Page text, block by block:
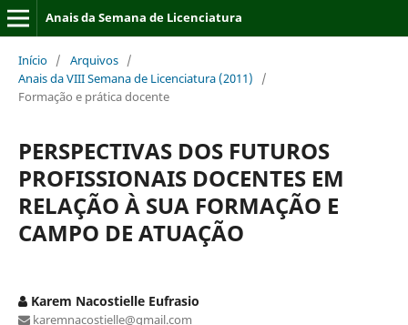
Anais da Semana de Licenciatura
Início / Arquivos /
Anais da VIII Semana de Licenciatura (2011)
/
Formação e prática docente
PERSPECTIVAS DOS FUTUROS
PROFISSIONAIS DOCENTES EM
RELAÇÃO À SUA FORMAÇÃO E
CAMPO DE ATUAÇÃO
Karem Nacostielle Eufrasio
karemnacostielle@gmail.com